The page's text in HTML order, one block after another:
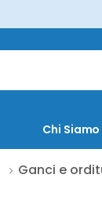
Chi Siamo
Ganci e